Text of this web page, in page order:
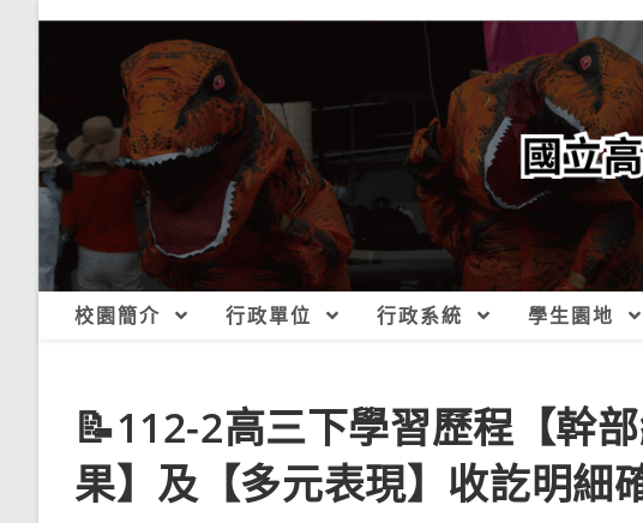
校園簡介 行政單位 行政系統 學生園地
📝112-2高三下學習歷程【幹
果】及【多元表現】收訖明細